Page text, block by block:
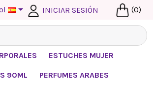
 INICIAR SESIÓN (0)
ESTUCHES MUJER
90ML PERFUMES ARABES